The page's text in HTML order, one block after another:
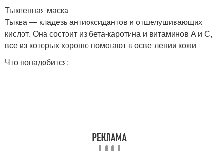
Тыквенная маска
Тыква — кладезь антиоксидантов и отшелушивающих
кислот. Она состоит из бета-каротина и витаминов А и С,
все из которых хорошо помогают в осветлении кожи.
Что понадобится: